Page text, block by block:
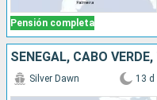
Pensión completa
Silver Dawn 13 d